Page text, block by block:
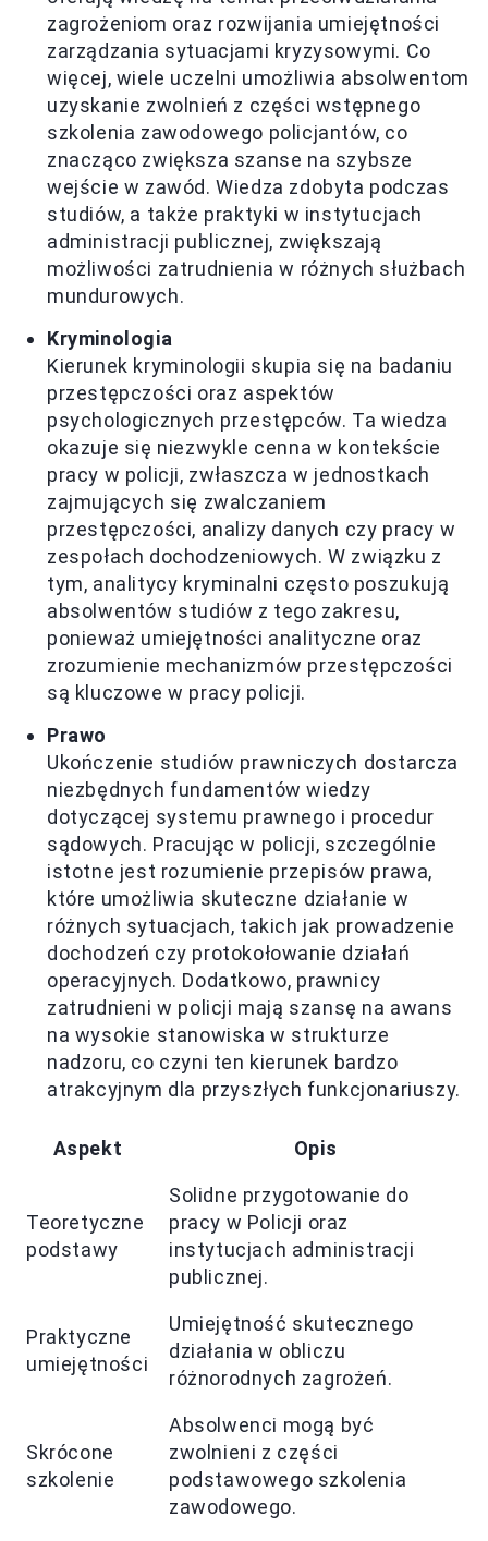
zagrożeniom oraz rozwijania umiejętności
zarządzania sytuacjami kryzysowymi. Co
więcej, wiele uczelni umożliwia absolwentom
uzyskanie zwolnień z części wstępnego
szkolenia zawodowego policjantów, co
znacząco zwiększa szanse na szybsze
wejście w zawód. Wiedza zdobyta podczas
studiów, a także praktyki w instytucjach
administracji publicznej, zwiększają
możliwości zatrudnienia w różnych służbach
mundurowych.
Kryminologia
Kierunek kryminologii skupia się na badaniu
przestępczości oraz aspektów
psychologicznych przestępców. Ta wiedza
okazuje się niezwykle cenna w kontekście
pracy w policji, zwłaszcza w jednostkach
zajmujących się zwalczaniem
przestępczości, analizy danych czy pracy w
zespołach dochodzeniowych. W związku z
tym, analitycy kryminalni często poszukują
absolwentów studiów z tego zakresu,
ponieważ umiejętności analityczne oraz
zrozumienie mechanizmów przestępczości
są kluczowe w pracy policji.
Prawo
Ukończenie studiów prawniczych dostarcza
niezbędnych fundamentów wiedzy
dotyczącej systemu prawnego i procedur
sądowych. Pracując w policji, szczególnie
istotne jest rozumienie przepisów prawa,
które umożliwia skuteczne działanie w
różnych sytuacjach, takich jak prowadzenie
dochodzeń czy protokołowanie działań
operacyjnych. Dodatkowo, prawnicy
zatrudnieni w policji mają szansę na awans
na wysokie stanowiska w strukturze
nadzoru, co czyni ten kierunek bardzo
atrakcyjnym dla przyszłych funkcjonariuszy.
Aspekt Opis
Teoretyczne
podstawy
Solidne przygotowanie do
pracy w Policji oraz
instytucjach administracji
publicznej.
Praktyczne
umiejętności
Umiejętność skutecznego
działania w obliczu
różnorodnych zagrożeń.
Skrócone
szkolenie
Absolwenci mogą być
zwolnieni z części
podstawowego szkolenia
zawodowego.